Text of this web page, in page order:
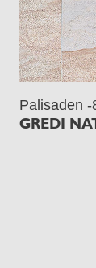
Palisaden -
GREDI